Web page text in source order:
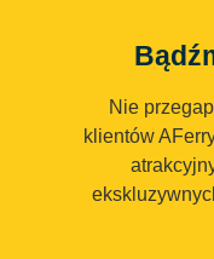
Nie
klientów